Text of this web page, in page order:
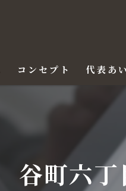
コンセプト 代表あ
谷町六